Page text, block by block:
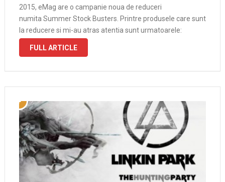
2015, eMag are o campanie noua de reduceri
numita Summer Stock Busters. Printre produsele care sunt
la reducere si mi-au atras atentia sunt urmatoarele:
Laptopuri Laptop Asus X451MAV-VX297D cu procesor
Intel® Celeron® Dual Core™ N2840, 2.16GHz, 14″, …
FULL ARTICLE